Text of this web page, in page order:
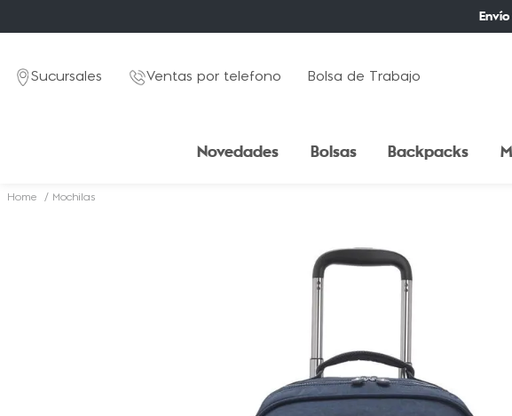
Sucursales Ventas por telefono Bolsa de Trabajo
Novedades Bolsas Backpacks
Mochilas